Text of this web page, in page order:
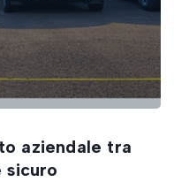
aziendale tra
sicuro